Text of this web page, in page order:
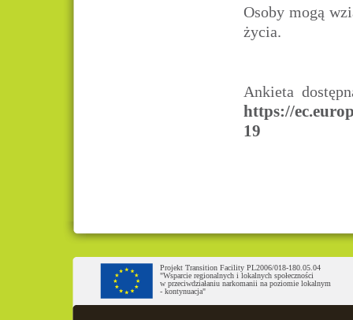
Osoby mogą
życia.
Ankieta
https://
19
Projekt Transition Facility PL2006/018-180.05.04
"Wsparcie regionalnych i lokalnych społeczności
w przeciwdziałaniu narkomanii na poziomie lokalnym
- kontynuacja"